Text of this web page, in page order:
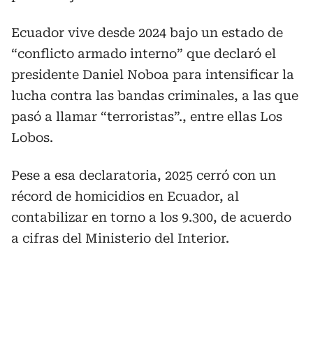
Ecuador vive desde 2024 bajo un estado de
“conflicto armado interno” que declaró el
presidente Daniel Noboa para intensificar la
lucha contra las bandas criminales, a las que
pasó a llamar “terroristas”., entre ellas Los
Lobos.
Pese a esa declaratoria, 2025 cerró con un
récord de homicidios en Ecuador, al
contabilizar en torno a los 9.300, de acuerdo
a cifras del Ministerio del Interior.